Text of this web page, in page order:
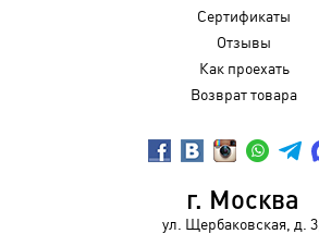
Сертификаты
Отзывы
Как проехать
Возврат товара
г. Москва
ул. Щербаковская, д. 3,